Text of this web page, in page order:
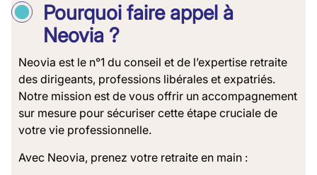
Pourquoi faire appel à
Neovia ?
Neovia est le n°1 du conseil et de l’expertise retraite
des dirigeants, professions libérales et expatriés.
Notre mission est de vous offrir un accompagnement
sur mesure pour sécuriser cette étape cruciale de
votre vie professionnelle.
Avec Neovia, prenez votre retraite en main :